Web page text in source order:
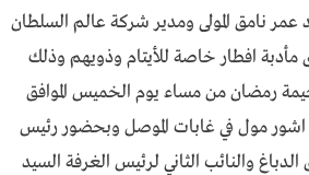
عمر نامق المولى ومدير شركة عالم السلطان
مأدبة افطار خاصة للأيتام وذويهم وذلك
رمضان من مساء يوم الخميس الموافق
اشور مول في غابات الموصل وبحضور رئيس
والنائب الثاني لرئيس الغرفة السيد